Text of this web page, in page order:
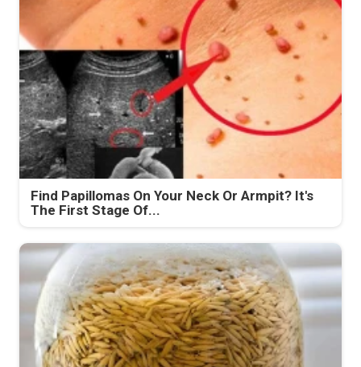
Find Papillomas On Your Neck Or Armpit? It's
The First Stage Of...